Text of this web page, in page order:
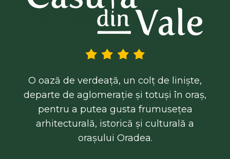
O oază de verdeață, un colț de liniște,
departe de aglomerație și totuși în oraș,
pentru a putea gusta frumusețea
arhitecturală, istorică și culturală a
orașului Oradea.